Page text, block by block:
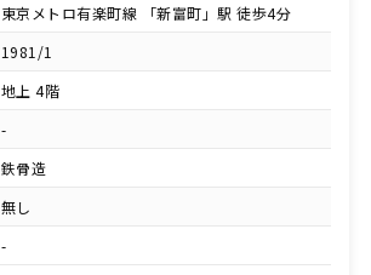
東京メトロ有楽町線 「新富町」駅 徒歩4分
1981/1
地上 4階
-
鉄骨造
無し
-